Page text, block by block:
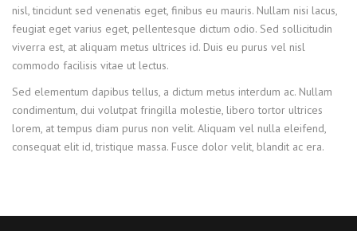
nisl, tincidunt sed venenatis eget, finibus eu mauris. Nullam nisi lacus,
feugiat eget varius eget, pellentesque dictum odio. Sed sollicitudin
viverra est, at aliquam metus ultrices id. Duis eu purus vel nisl
commodo facilisis vitae ut lectus.
Sed elementum dapibus tellus, a dictum metus interdum ac. Nullam
condimentum, dui volutpat fringilla molestie, libero tortor ultrices
lorem, at tempus diam purus non velit. Aliquam vel nulla eleifend,
consequat elit id, tristique massa. Fusce dolor velit, blandit ac era.